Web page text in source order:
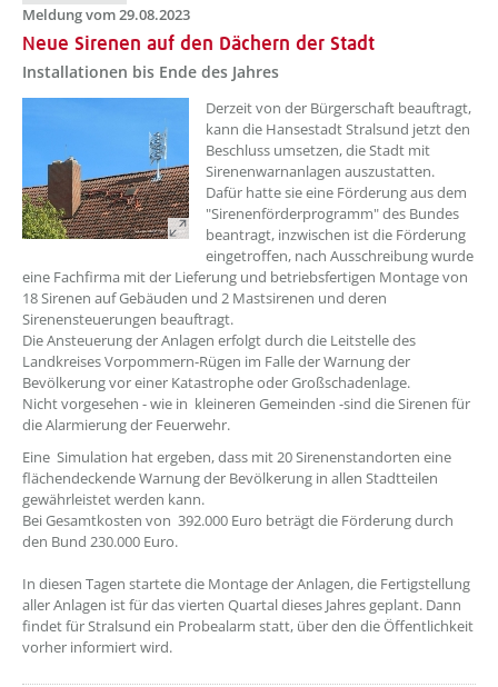
Meldung vom 29.08.2023
Neue Sirenen auf den Dächern der Stadt
Installationen bis Ende des Jahres
??? absaetzeOben[1]/titel ???
Derzeit von der Bürgerschaft beauftragt,
kann die Hansestadt Stralsund jetzt den
Beschluss umsetzen, die Stadt mit
Sirenenwarnanlagen auszustatten.
Dafür hatte sie eine Förderung aus dem
"Sirenenförderprogramm" des Bundes
beantragt, inzwischen ist die Förderung
eingetroffen, nach Ausschreibung wurde
eine Fachfirma mit der Lieferung und betriebsfertigen Montage von
18 Sirenen auf Gebäuden und 2 Mastsirenen und deren
Sirenensteuerungen beauftragt.
Die Ansteuerung der Anlagen erfolgt durch die Leitstelle des
Landkreises Vorpommern-Rügen im Falle der Warnung der
Bevölkerung vor einer Katastrophe oder Großschadenlage.
Nicht vorgesehen - wie in kleineren Gemeinden -sind die Sirenen für
die Alarmierung der Feuerwehr.
Eine Simulation hat ergeben, dass mit 20 Sirenenstandorten eine
flächendeckende Warnung der Bevölkerung in allen Stadtteilen
gewährleistet werden kann.
Bei Gesamtkosten von 392.000 Euro beträgt die Förderung durch
den Bund 230.000 Euro.
In diesen Tagen startete die Montage der Anlagen, die Fertigstellung
aller Anlagen ist für das vierten Quartal dieses Jahres geplant. Dann
findet für Stralsund ein Probealarm statt, über den die Öffentlichkeit
vorher informiert wird.